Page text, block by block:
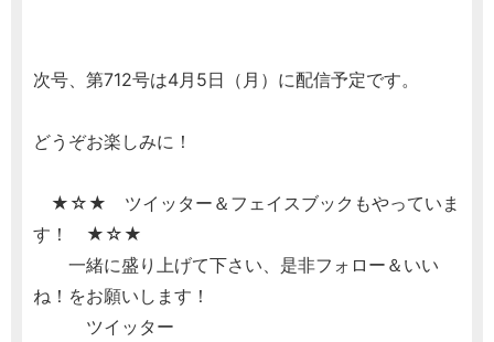
次号、第712号は4月5日（月）に配信予定です。
どうぞお楽しみに！
★☆★ ツイッター＆フェイスブックもやっていま
す！ ★☆★
一緒に盛り上げて下さい、是非フォロー＆いい
ね！をお願いします！
ツイッター